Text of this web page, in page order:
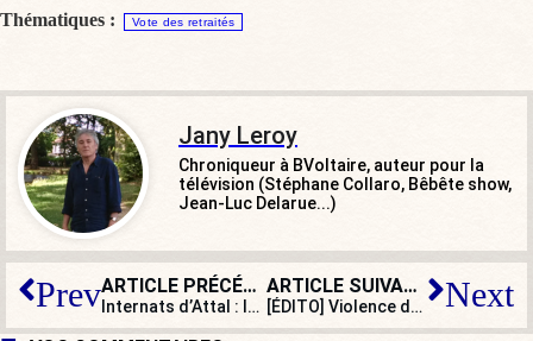
Thématiques : Vote des retraités
Jany Leroy
Chroniqueur à BVoltaire, auteur pour la
télévision (Stéphane Collaro, Bêbête show,
Jean-Luc Delarue...)
Prev ARTICLE PRÉCÉDENT
Internats d’Attal : la fausse bonne idée
ARTICLE SUIVANT
[ÉDITO] Violence des mineurs : loin de punir, Gabriel Attal offre un quart d’heure de gloire Next